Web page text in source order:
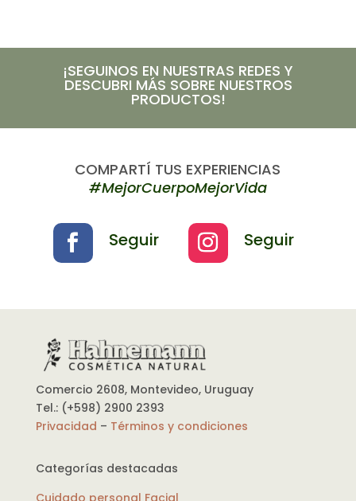
¡SEGUINOS EN NUESTRAS REDES Y
DESCUBRI MÁS SOBRE NUESTROS
PRODUCTOS!
COMPARTÍ TUS EXPERIENCIAS
#MejorCuerpoMejorVida
Seguir Seguir
Comercio 2608, Montevideo, Uruguay
Tel.: (+598) 2900 2393
Privacidad – Términos y condiciones
Categorías destacadas